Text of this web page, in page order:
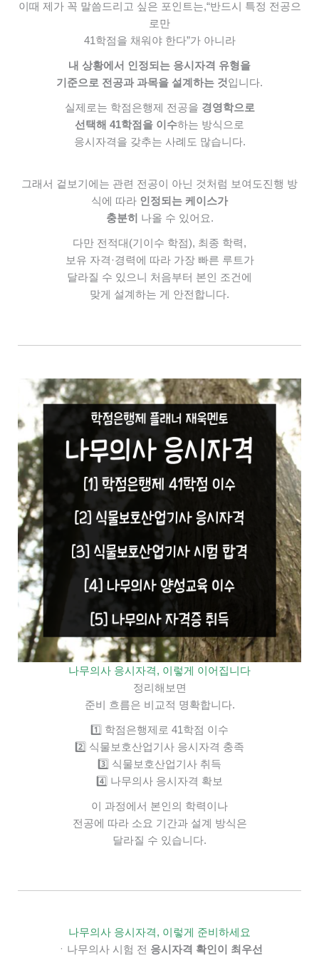
이때 제가 꼭 말씀드리고 싶은 포인트는,“반드시 특정 전공으
로만
41학점을 채워야 한다”가 아니라
내 상황에서 인정되는 응시자격 유형을
기준으로 전공과 과목을 설계하는 것입니다.
실제로는 학점은행제 전공을 경영학으로
선택해 41학점을 이수하는 방식으로
응시자격을 갖추는 사례도 많습니다.
그래서 겉보기에는 관련 전공이 아닌 것처럼 보여도진행 방
식에 따라 인정되는 케이스가
충분히 나올 수 있어요.
다만 전적대(기이수 학점), 최종 학력,
보유 자격·경력에 따라 가장 빠른 루트가
달라질 수 있으니 처음부터 본인 조건에
맞게 설계하는 게 안전합니다.
나무의사 응시자격, 이렇게 이어집니다
정리해보면
준비 흐름은 비교적 명확합니다.
1️⃣ 학점은행제로 41학점 이수
2️⃣ 식물보호산업기사 응시자격 충족
3️⃣ 식물보호산업기사 취득
4️⃣ 나무의사 응시자격 확보
이 과정에서 본인의 학력이나
전공에 따라 소요 기간과 설계 방식은
달라질 수 있습니다.
나무의사 응시자격, 이렇게 준비하세요
ㆍ나무의사 시험 전 응시자격 확인이 최우선